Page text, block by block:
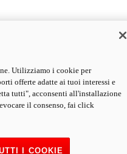
Utilizziamo i cookie per
offerte adatte ai tuoi interessi e
tutti", acconsenti all'installazione
il consenso, fai click
I COOKIE